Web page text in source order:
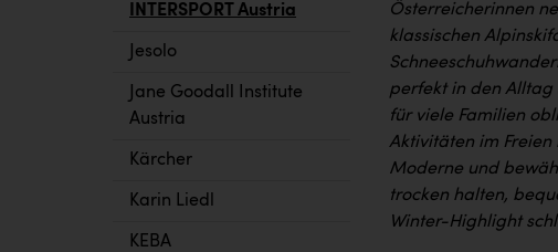
INTERSPORT Austria
Jesolo
Jane Goodall Institute
Austria
Kärcher
Karin Liedl
KEBA
Österreicherinnen
klassischen
perfekt in den Alltag
für viele Familien
Aktivitäten im Freien
Moderne und
trocken halten,
Winter-Highlight